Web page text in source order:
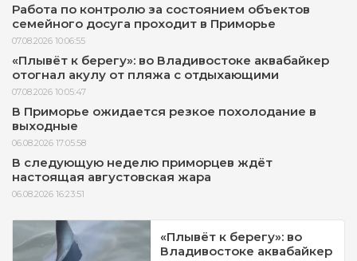
Работа по контролю за состоянием объектов
семейного досуга проходит в Приморье
07.08.2026 10:06:55
«Плывёт к берегу»: во Владивостоке аквабайкер
отогнал акулу от пляжа с отдыхающими
07.08.2026 10:05:47
В Приморье ожидается резкое похолодание в
выходные
06.08.2026 17:05:58
В следующую неделю приморцев ждёт
настоящая августовская жара
06.08.2026 16:23:51
«Плывёт к берегу»: во
Владивостоке аквабайкер